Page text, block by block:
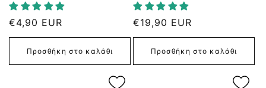
Κανονική
τιμή
€4,90 EUR
Προσθήκη στο καλάθι
Κανονική
τιμή
€19,90 EUR
Προσθήκη στο καλάθι